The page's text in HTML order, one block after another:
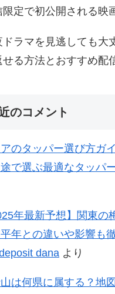
限定で初公開される映
ドラマを見逃しても大
せる方法とおすすめ配
のコメント
のタッパー選び方ガ
で選ぶ最適なタッパ
年最新予想】関東の
年との違いや影響も
dana より
は何県に属する？地